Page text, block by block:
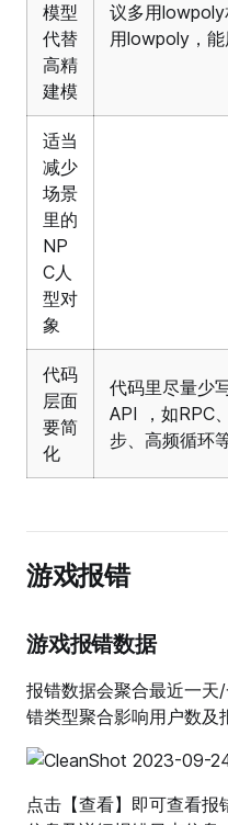
模型
代替
高精
建模
议多用lowpoly
用lowpoly，能
适当
减少
场景
里的
NP
C人
型对
象
代码
层面
要简
化
代码里尽量少
API ，如RPC
步、高频循环
游戏报错
游戏报错数据
报错数据会聚合最近一天
错类型聚合影响用户数及
点击【查看】即可查看